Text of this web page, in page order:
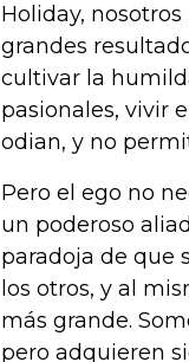
Holiday,
grandes
cultivar la
pasionales, vivir
odian, y no
Pero el ego no
un poderoso
paradoja de que
los otros, y al
más grande.
pero adquieren